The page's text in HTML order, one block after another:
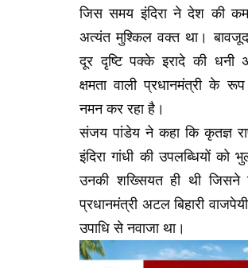
जिस समय इंदिरा ने देश की
अत्यंत मुश्किल वक्त था।
दूर दृष्टि पक्के इरादे की धनी
क्षमता वाली प्रधानमंत्री के
नमन कर रहा है।
संजय पांडेय ने कहा कि कृतज्ञ
इंदिरा गांधी की उपलब्धियों को
उनकी शख्सियत ही थी जिसने
प्रधानमंत्री अटल बिहारी
उपाधि से नवाजा था।